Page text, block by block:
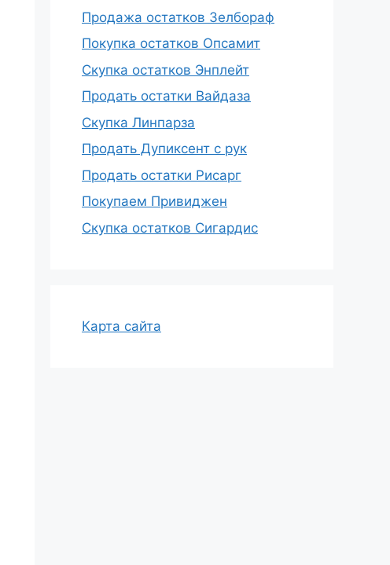
Продажа остатков Зелбораф
Покупка остатков Опсамит
Скупка остатков Энплейт
Продать остатки Вайдаза
Скупка Линпарза
Продать Дупиксент с рук
Продать остатки Рисарг
Покупаем Привиджен
Скупка остатков Сигардис
Карта сайта